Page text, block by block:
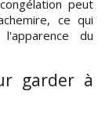
peut
ce qui
du
garder à